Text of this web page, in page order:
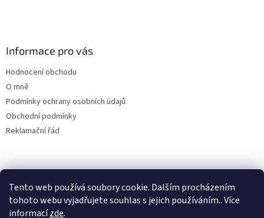
Tento web používá soubory cookie. Dalším procházením
tohoto webu vyjadřujete souhlas s jejich používáním.. Více
informacízde.
Informace pro vás
Hodnocení obchodu
O mně
Podmínky ochrany osobních údajů
Obchodní podmínky
Reklamační řád